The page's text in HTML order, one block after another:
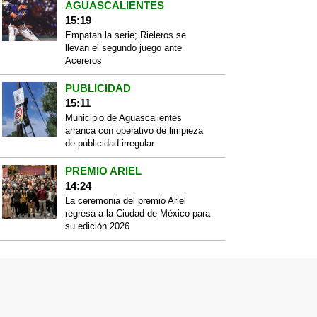
AGUASCALIENTES
15:19
Empatan la serie; Rieleros se
llevan el segundo juego ante
Acereros
PUBLICIDAD
15:11
Municipio de Aguascalientes
arranca con operativo de limpieza
de publicidad irregular
PREMIO ARIEL
14:24
La ceremonia del premio Ariel
regresa a la Ciudad de México para
su edición 2026